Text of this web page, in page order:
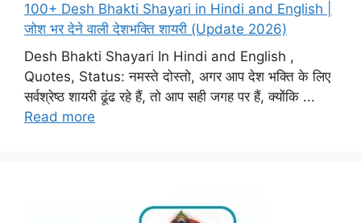
100+ Desh Bhakti Shayari in Hindi and English |
जोश भर देने वाली देशभक्ति शायरी (Update 2026)
Desh Bhakti Shayari In Hindi and English ,
Quotes, Status: नमस्ते दोस्तो, अगर आप देश भक्ति के लिए
सर्वश्रेष्ठ शायरी ढूंढ रहे हैं, तो आप सही जगह पर हैं, क्योंकि ...
Read more